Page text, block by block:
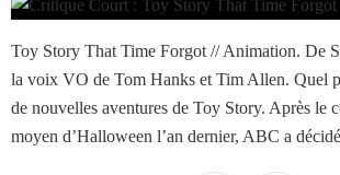
Toy Story That Time Forgot // Animation. De
la voix VO de Tom Hanks et Tim Allen. Quel
de nouvelles aventures de Toy Story. Après le
moyen d’Halloween l’an dernier, ABC a